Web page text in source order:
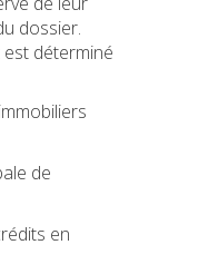
dossier.
déterminé
de
en